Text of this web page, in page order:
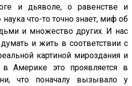
и дьяволе, о равенстве и
что-то точно знает, миф об
и множество других. И нас
и жить в соответствии с
картиной мироздания и
Америке это проявляется в
что поначалу вызывало у